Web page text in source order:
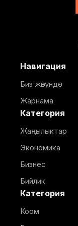
Навигация
Биз жөнүндө
Жарнама
Категория
Жаңылыктар
Экономика
Бизнес
Бийлик
Категория
Коом